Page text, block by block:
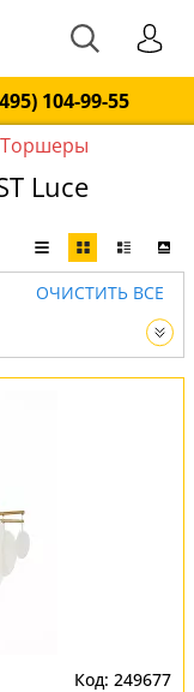
104-99-55
Luce
ОЧИСТИТЬ ВСЕ
249677